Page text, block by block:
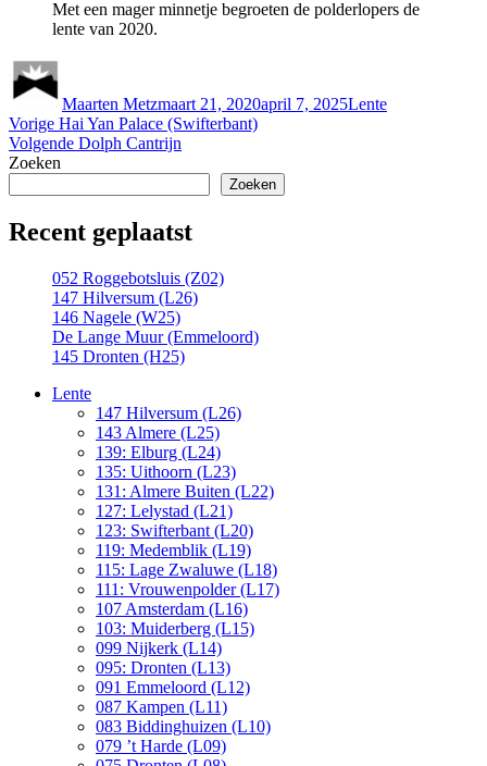
Met een mager minnetje begroeten de polderlopers de
lente van 2020.
Maarten Metzmaart 21, 2020april 7, 2025Lente
Bericht
navigatie
Vorige Vorig
bericht:
Hai Yan Palace (Swifterbant)
Volgende Volgend
Dolph Cantrijn
Zoeken
Zoeken
Recent geplaatst
052 Roggebotsluis (Z02)
147 Hilversum (L26)
146 Nagele (W25)
De Lange Muur (Emmeloord)
145 Dronten (H25)
Lente
147 Hilversum (L26)
143 Almere (L25)
139: Elburg (L24)
135: Uithoorn (L23)
131: Almere Buiten (L22)
127: Lelystad (L21)
123: Swifterbant (L20)
119: Medemblik (L19)
115: Lage Zwaluwe (L18)
111: Vrouwenpolder (L17)
107 Amsterdam (L16)
103: Muiderberg (L15)
099 Nijkerk (L14)
095: Dronten (L13)
091 Emmeloord (L12)
087 Kampen (L11)
083 Biddinghuizen (L10)
079 ’t Harde (L09)